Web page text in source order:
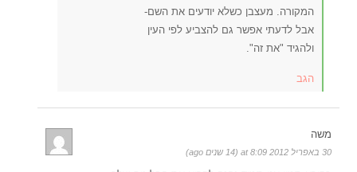
המקורה. מעצבן כשלא יודעים את השם-
אבל לדעתי אפשר גם להצביע לפי העין
ולהגיד "את זה".
הגב
משה
30 באפריל 2012 at 8:09 (14 שנים ago)